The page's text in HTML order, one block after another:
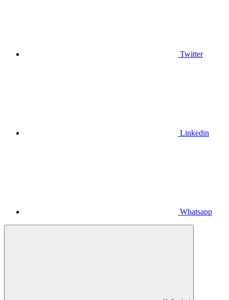
Twitter
Linkedin
Whatsapp